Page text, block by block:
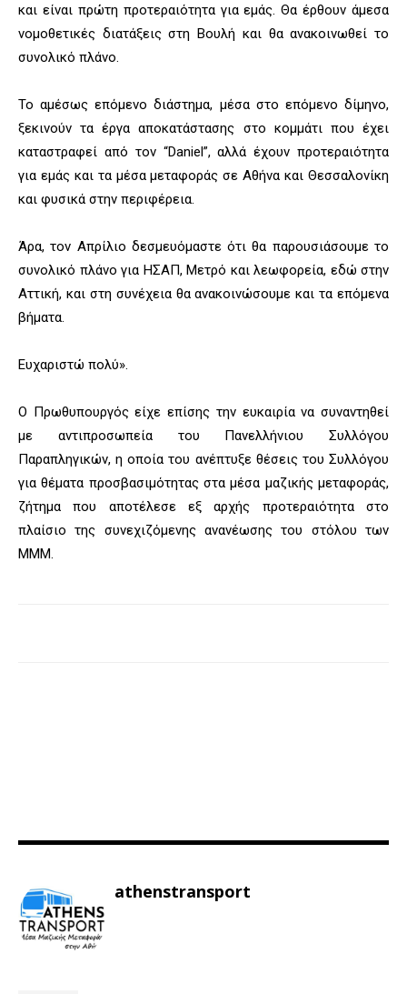
και είναι πρώτη προτεραιότητα για εμάς. Θα έρθουν άμεσα
νομοθετικές διατάξεις στη Βουλή και θα ανακοινωθεί το
συνολικό πλάνο.
Το αμέσως επόμενο διάστημα, μέσα στο επόμενο δίμηνο,
ξεκινούν τα έργα αποκατάστασης στο κομμάτι που έχει
καταστραφεί από τον “Daniel”, αλλά έχουν προτεραιότητα
για εμάς και τα μέσα μεταφοράς σε Αθήνα και Θεσσαλονίκη
και φυσικά στην περιφέρεια.
Άρα, τον Απρίλιο δεσμευόμαστε ότι θα παρουσιάσουμε το
συνολικό πλάνο για ΗΣΑΠ, Μετρό και λεωφορεία, εδώ στην
Αττική, και στη συνέχεια θα ανακοινώσουμε και τα επόμενα
βήματα.
Ευχαριστώ πολύ».
Ο Πρωθυπουργός είχε επίσης την ευκαιρία να συναντηθεί
με αντιπροσωπεία του Πανελλήνιου Συλλόγου
Παραπληγικών, η οποία του ανέπτυξε θέσεις του Συλλόγου
για θέματα προσβασιμότητας στα μέσα μαζικής μεταφοράς,
ζήτημα που αποτέλεσε εξ αρχής προτεραιότητα στο
πλαίσιο της συνεχιζόμενης ανανέωσης του στόλου των
ΜΜΜ.
athenstransport